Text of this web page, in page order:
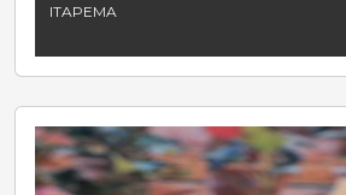
ITAPEMA